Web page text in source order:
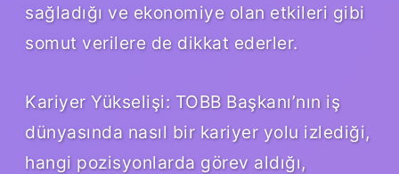
sağladığı ve ekonomiye olan etkileri gibi
somut verilere de dikkat ederler.
Kariyer Yükselişi: TOBB Başkanı’nın iş
dünyasında nasıl bir kariyer yolu izlediği,
hangi pozisyonlarda görev aldığı,